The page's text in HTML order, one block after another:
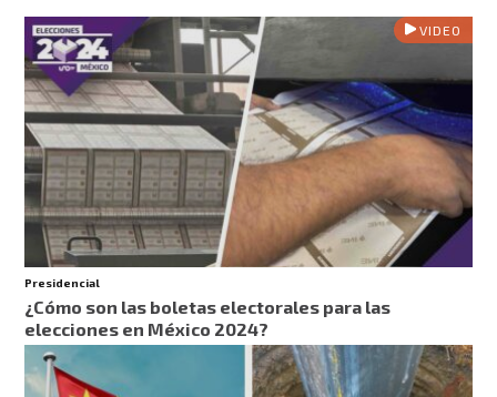
VIDEO
Presidencial
¿Cómo son las boletas electorales para las
elecciones en México 2024?